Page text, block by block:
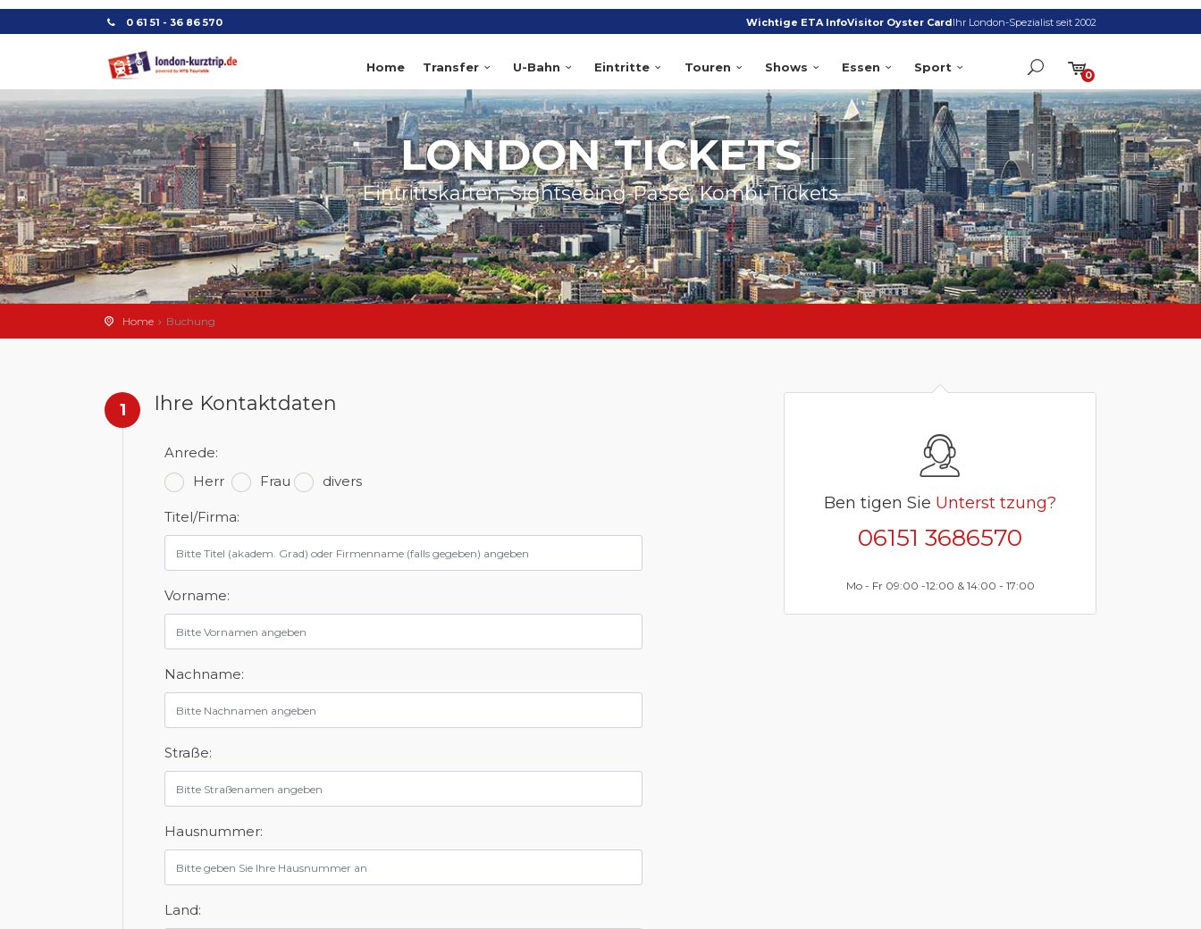
0 61 51 - 36 86 570 Wichtige ETA InfoVisitor Oyster CardIhr London-Spezialist seit 2002
Home Transfer U-Bahn Eintritte Touren Shows Essen Sport
0
LONDON TICKETS
Eintrittskarten, Sightseeing-Pässe, Kombi-Tickets
Home Buchung
1 Ihre Kontaktdaten
Anrede:
Herr
Frau divers
Titel/Firma:
Vorname:
Nachname:
Straße:
Hausnummer:
Land:
Ben tigen Sie Unterst tzung?
06151 3686570
Mo - Fr 09:00 -12:00 & 14:00 - 17:00